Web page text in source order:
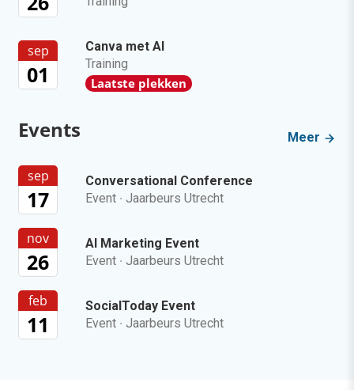
sep
01
Canva met AI
Training
Laatste plekken
Events Meer
sep
17
Conversational Conference
Event · Jaarbeurs Utrecht
nov
26
AI Marketing Event
Event · Jaarbeurs Utrecht
feb
11
SocialToday Event
Event · Jaarbeurs Utrecht